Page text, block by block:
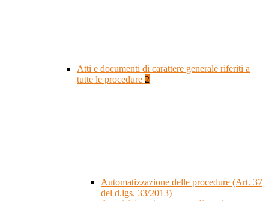
Atti e documenti di carattere generale riferiti a
tutte le procedure 2
Automatizzazione delle procedure (Art. 37
del d.lgs. 33/2013)